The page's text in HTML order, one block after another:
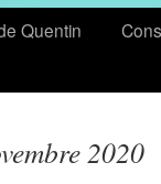
Quentin
2020